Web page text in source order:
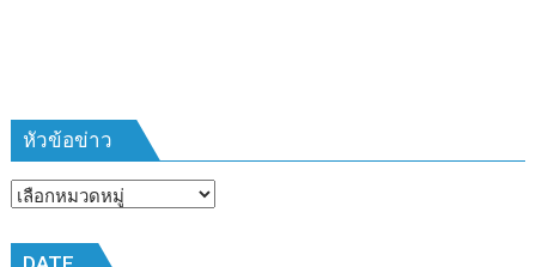
๒๕๖๙
หัวข้อข่าว
หัวข้อ